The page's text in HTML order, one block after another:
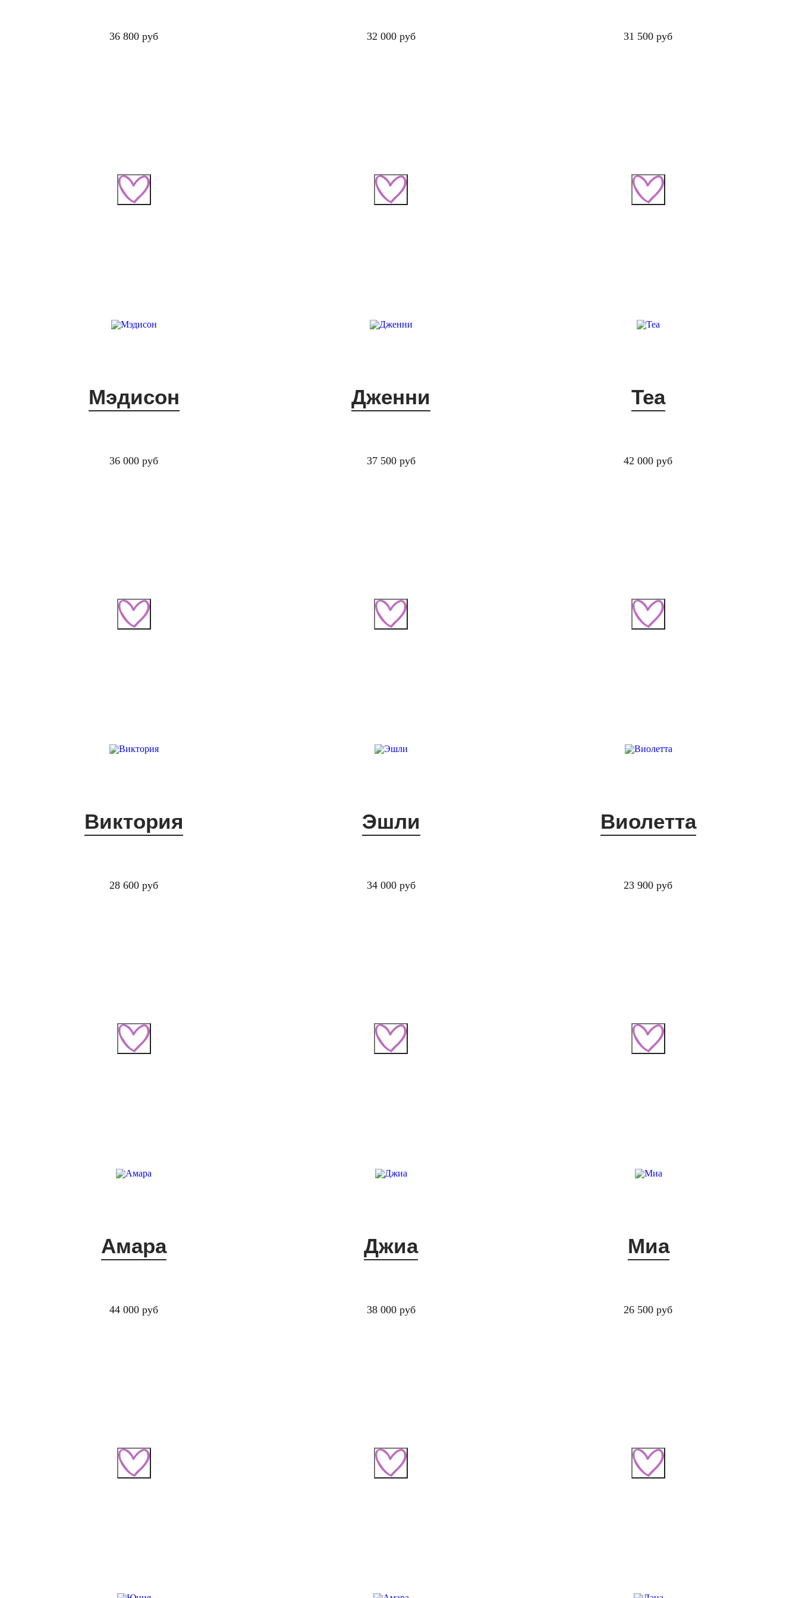
36 800 руб 32 000 руб 31 500 руб
Мэдисон
36 000 руб
Дженни
37 500 руб
Теа
42 000 руб
Виктория
28 600 руб
Эшли
34 000 руб
Виолетта
23 900 руб
Амара
44 000 руб
Джиа
38 000 руб
Миа
26 500 руб